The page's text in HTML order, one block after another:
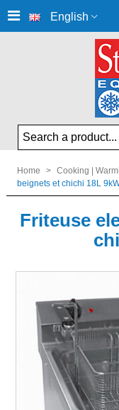
English
Home > Cooking |
beignets et chichi 18L
Friteuse